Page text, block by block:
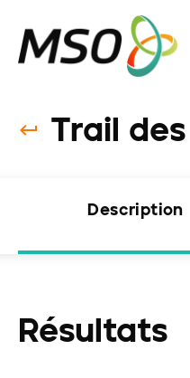
Trail
Description
Résultats